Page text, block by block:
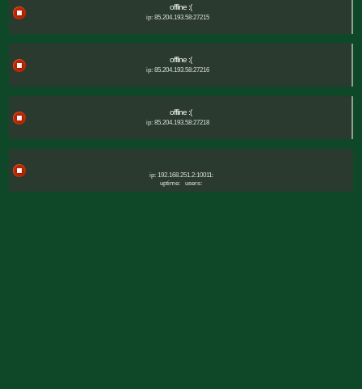
offline :(
ip: 85.204.193.58:27215
offline :(
ip: 85.204.193.58:27216
offline :(
ip: 85.204.193.58:27218
ip: 192.168.251.2:10011:
uptime:
users: